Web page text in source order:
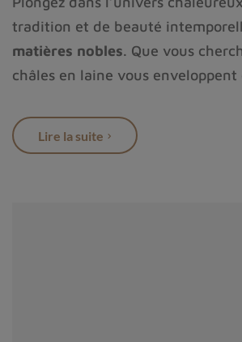
tradition et de beauté
matières nobles. Que vous
châles en laine vous enveloppent
Explorez notre collection et
chaque fil.
1 ou 2 ou 3
Ces châles sont en laine
Lire la suite